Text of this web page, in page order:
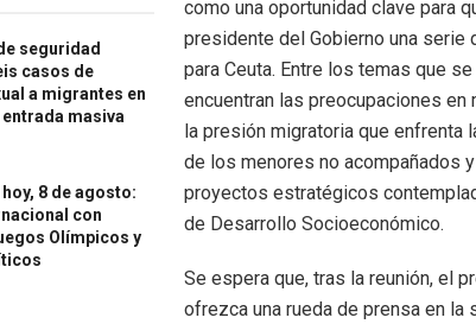
seguridad
casos de
a migrantes en
masiva
8 de agosto:
con
Olímpicos y
como una oportunidad clave para
presidente del Gobierno una serie
para Ceuta. Entre los temas que
encuentran las preocupaciones en
la presión migratoria que enfrenta
de los menores no acompañados
proyectos estratégicos
de Desarrollo Socioeconómico.
Se espera que, tras la reunión, el
ofrezca una rueda de prensa en la